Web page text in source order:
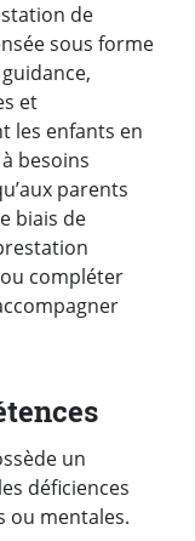
de
sous forme
et
les enfants en
besoins
parents
biais de
compléter
un
déficiences
ou mentales.